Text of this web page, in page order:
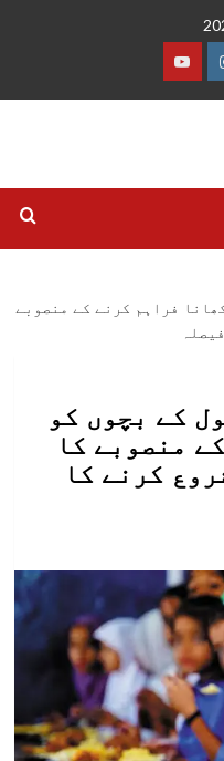
یوٹیوب
فراہم کرنے کے منصوبے
کے بچوں کو
منصوبے کا
کرنے کا